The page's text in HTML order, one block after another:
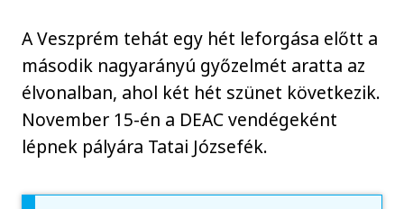
A Veszprém tehát egy hét leforgása előtt a
második nagyarányú győzelmét aratta az
élvonalban, ahol két hét szünet következik.
November 15-én a DEAC vendégeként
lépnek pályára Tatai Józsefék.